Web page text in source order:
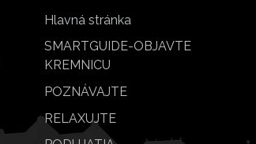
Hlavná stránka
SMARTGUIDE-OBJAVTE
KREMNICU
POZNÁVAJTE
RELAXUJTE